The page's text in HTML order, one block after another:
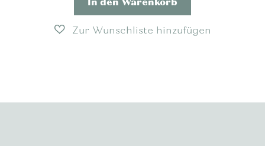
In den Warenkorb